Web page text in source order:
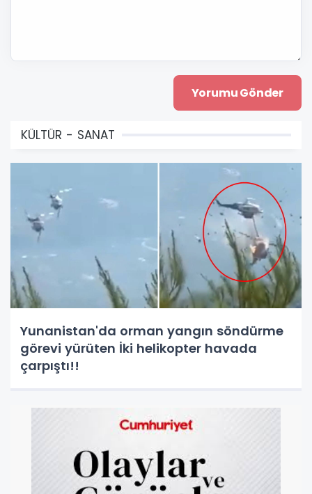
KÜLTÜR - SANAT
Yunanistan'da orman yangın söndürme
görevi yürüten İki helikopter havada
çarpıştı!!